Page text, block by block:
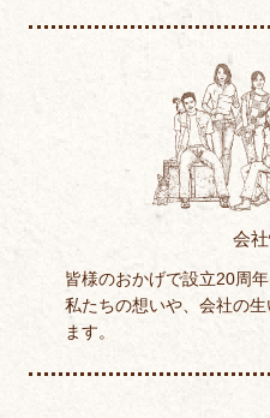
会
皆様のおかげで設立20周年
私たちの想いや、会社の
ます。